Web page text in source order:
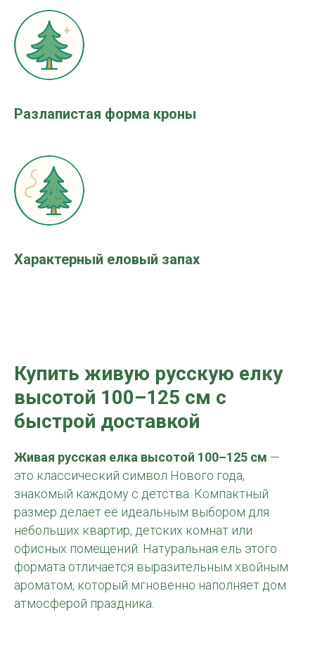
Разлапистая форма кроны
Характерный еловый запах
Купить живую русскую елку
высотой 100–125 см с
быстрой доставкой
Живая русская елка высотой 100–125 см —
это классический символ Нового года,
знакомый каждому с детства. Компактный
размер делает её идеальным выбором для
небольших квартир, детских комнат или
офисных помещений. Натуральная ель этого
формата отличается выразительным хвойным
ароматом, который мгновенно наполняет дом
атмосферой праздника.